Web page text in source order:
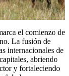
el comienzo de
La fusión de
internacionales de
abriendo
y fortaleciendo